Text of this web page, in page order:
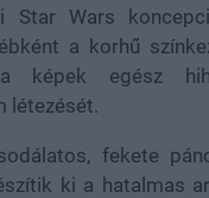
Star Wars
a korhű
a képek egész
létezését.
fekete
ki a hatalmas